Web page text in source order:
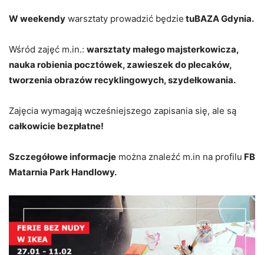
W weekendy warsztaty prowadzić będzie tuBAZA Gdynia.
Wśród zajęć m.in.: warsztaty małego majsterkowicza,
nauka robienia pocztówek, zawieszek do plecaków,
tworzenia obrazów recyklingowych, szydełkowania.
Zajęcia wymagają wcześniejszego zapisania się, ale są
całkowicie bezpłatne!
Szczegółowe informacje można znaleźć m.in na profilu FB
Matarnia Park Handlowy.